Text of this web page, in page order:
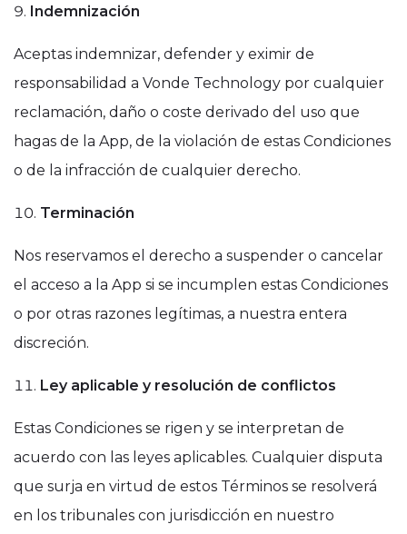
Indemnización
Aceptas indemnizar, defender y eximir de
responsabilidad a Vonde Technology por cualquier
reclamación, daño o coste derivado del uso que
hagas de la App, de la violación de estas Condiciones
o de la infracción de cualquier derecho.
Terminación
Nos reservamos el derecho a suspender o cancelar
el acceso a la App si se incumplen estas Condiciones
o por otras razones legítimas, a nuestra entera
discreción.
Ley aplicable y resolución de conflictos
Estas Condiciones se rigen y se interpretan de
acuerdo con las leyes aplicables. Cualquier disputa
que surja en virtud de estos Términos se resolverá
en los tribunales con jurisdicción en nuestro